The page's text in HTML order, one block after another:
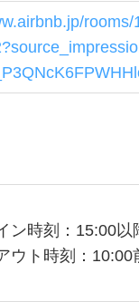
ン時刻：15:00以
ウト時刻：10:00